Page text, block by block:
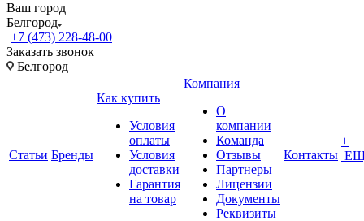
Ваш город
Белгород
+7 (473) 228-48-00
Заказать звонок
Белгород
Статьи Бренды
Как купить
Условия
оплаты
Условия
доставки
Гарантия
на товар
Компания
О
компании
Команда
Отзывы
Партнеры
Лицензии
Документы
Реквизиты
Контакты
+